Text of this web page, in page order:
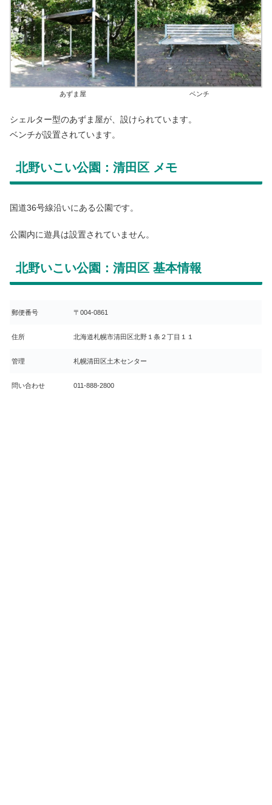
あずま屋 ベンチ
シェルター型のあずま屋が、設けられています。
ベンチが設置されています。
北野いこい公園：清田区 メモ
国道36号線沿いにある公園です。
公園内に遊具は設置されていません。
北野いこい公園：清田区 基本情報
郵便番号 〒004-0861
住所 北海道札幌市清田区北野１条２丁目１１
管理 札幌清田区土木センター
問い合わせ 011-888-2800